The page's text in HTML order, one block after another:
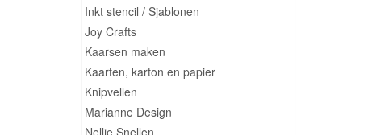
Inkt stencil / Sjablonen
Joy Crafts
Kaarsen maken
Kaarten, karton en papier
Knipvellen
Marianne Design
Nellie Snellen